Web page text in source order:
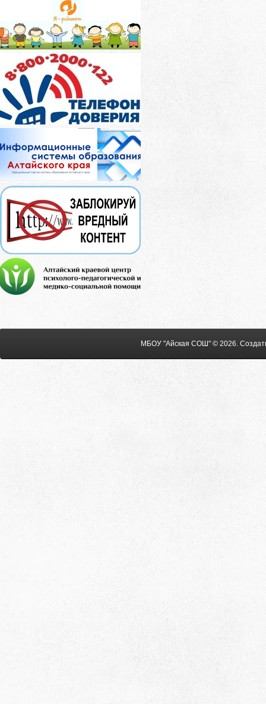
МБОУ "Айская СОШ" © 2026.